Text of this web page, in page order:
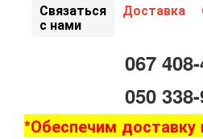
Связаться
с нами
Доставка
067
050
*Обеспечим доставку